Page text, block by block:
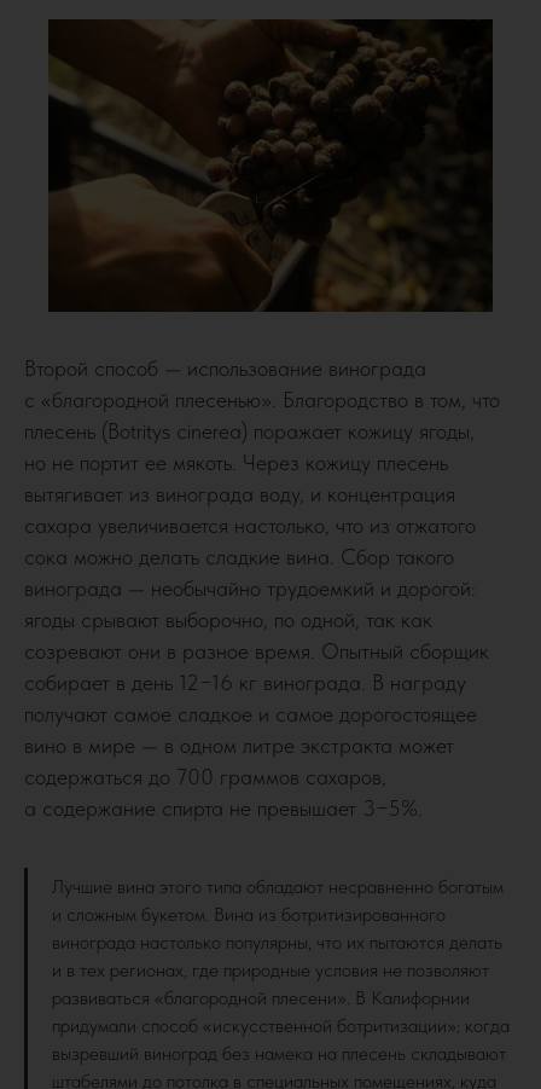
Второй способ — использование винограда
с «благородной плесенью». Благородство в том, что
плесень (Botritys cinerea) поражает кожицу ягоды,
но не портит ее мякоть. Через кожицу плесень
вытягивает из винограда воду, и концентрация
сахара увеличивается настолько, что из отжатого
сока можно делать сладкие вина. Сбор такого
винограда — необычайно трудоемкий и дорогой:
ягоды срывают выборочно, по одной, так как
созревают они в разное время. Опытный сборщик
собирает в день 12−16 кг винограда. В награду
получают самое сладкое и самое дорогостоящее
вино в мире — в одном литре экстракта может
содержаться до 700 граммов сахаров,
а содержание спирта не превышает 3−5%.
Лучшие вина этого типа обладают несравненно богатым
и сложным букетом. Вина из ботритизированного
винограда настолько популярны, что их пытаются делать
и в тех регионах, где природные условия не позволяют
развиваться «благородной плесени». В Калифорнии
придумали способ «искусственной ботритизации»: когда
вызревший виноград без намека на плесень складывают
штабелями до потолка в специальных помещениях, куда